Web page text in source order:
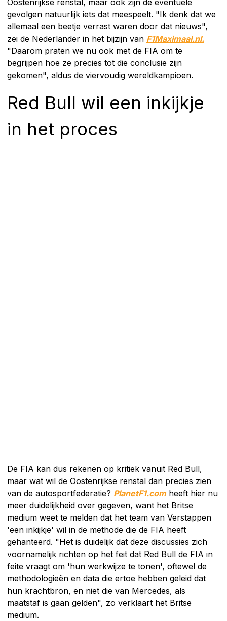
Oostenrijkse renstal, maar ook zijn de eventuele
gevolgen natuurlijk iets dat meespeelt. "Ik denk dat we
allemaal een beetje verrast waren door dat nieuws",
zei de Nederlander in het bijzijn van F1Maximaal.nl.
"Daarom praten we nu ook met de FIA om te
begrijpen hoe ze precies tot die conclusie zijn
gekomen", aldus de viervoudig wereldkampioen.
Red Bull wil een inkijkje
in het proces
De FIA kan dus rekenen op kritiek vanuit Red Bull,
maar wat wil de Oostenrijkse renstal dan precies zien
van de autosportfederatie? PlanetF1.com heeft hier nu
meer duidelijkheid over gegeven, want het Britse
medium weet te melden dat het team van Verstappen
'een inkijkje' wil in de methode die de FIA heeft
gehanteerd. "Het is duidelijk dat deze discussies zich
voornamelijk richten op het feit dat Red Bull de FIA in
feite vraagt om 'hun werkwijze te tonen', oftewel de
methodologieën en data die ertoe hebben geleid dat
hun krachtbron, en niet die van Mercedes, als
maatstaf is gaan gelden", zo verklaart het Britse
medium.